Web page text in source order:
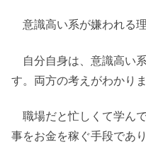
意識高い系が嫌われる
自分自身は、意識高い
す。両方の考えがわかりま
職場だと忙しくて学ん
事をお金を稼ぐ手段であ